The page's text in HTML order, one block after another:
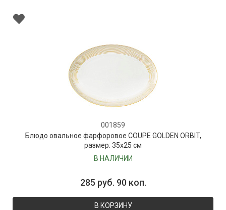
001859
Блюдо овальное фарфоровое COUPE GOLDEN ORBIT,
размер: 35х25 см
В НАЛИЧИИ
285 руб. 90 коп.
В КОРЗИНУ